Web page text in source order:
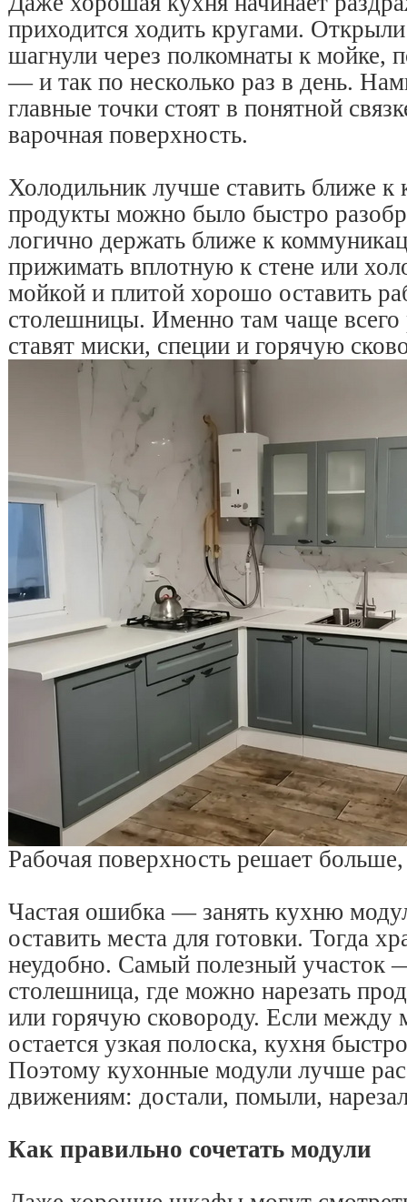
приходится ходить кругами.
шагнули через полкомнаты к мойке,
— и так по несколько раз в день.
главные точки стоят в понятной
варочная поверхность.
Холодильник лучше ставить ближе
продукты можно было быстро
логично держать ближе к
прижимать вплотную к стене или
мойкой и плитой хорошо оставить
столешницы. Именно там чаще
ставят миски, специи и горячую
Рабочая поверхность решает
Частая ошибка — занять кухню
оставить места для готовки. Тогда
неудобно. Самый полезный участок
столешница, где можно нарезать
или горячую сковороду. Если между
остается узкая полоска, кухня
Поэтому кухонные модули лучше
движениям: достали, помыли,
Как правильно сочетать модули